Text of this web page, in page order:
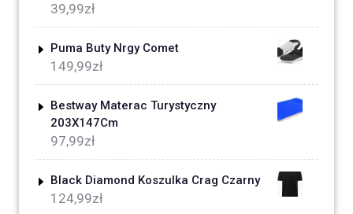
39,99zł
Puma Buty Nrgy Comet
149,99zł
Bestway Materac Turystyczny
203X147Cm
97,99zł
Black Diamond Koszulka Crag Czarny
124,99zł